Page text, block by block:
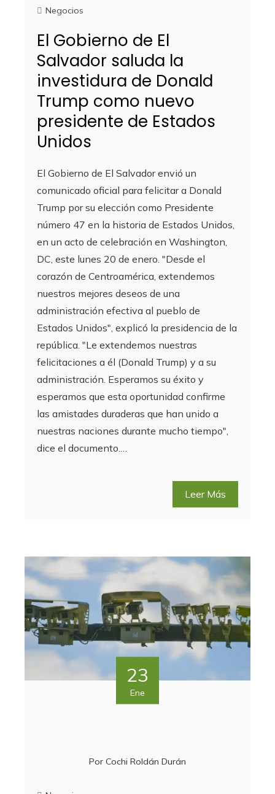
Negocios
El Gobierno de El
Salvador saluda la
investidura de Donald
Trump como nuevo
presidente de Estados
Unidos
El Gobierno de El Salvador envió un
comunicado oficial para felicitar a Donald
Trump por su elección como Presidente
número 47 en la historia de Estados Unidos,
en un acto de celebración en Washington,
DC, este lunes 20 de enero. "Desde el
corazón de Centroamérica, extendemos
nuestros mejores deseos de una
administración efectiva al pueblo de
Estados Unidos", explicó la presidencia de la
república. "Le extendemos nuestras
felicitaciones a él (Donald Trump) y a su
administración. Esperamos su éxito y
esperamos que esta oportunidad confirme
las amistades duraderas que han unido a
nuestras naciones durante mucho tiempo",
dice el documento.…
Leer Más
23
Ene
Por Cochi Roldán Durán